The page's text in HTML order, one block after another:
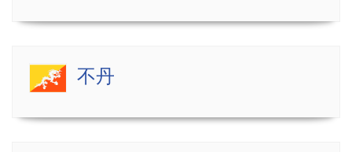
不丹